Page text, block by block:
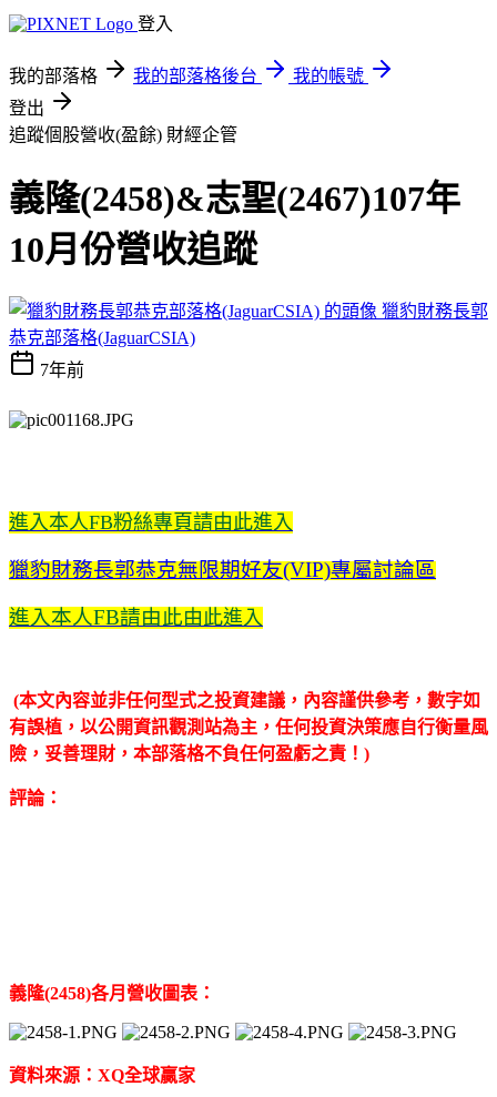
登入
我的部落格 我的部落格後台
我的帳號
登出
追蹤個股營收(盈餘) 財經企管
義隆(2458)&志聖(2467)107年
10月份營收追蹤
獵豹財務長郭
恭克部落格(JaguarCSIA)
7年前
進入本人FB粉絲專頁請由此進入
獵豹財務長郭恭克無限期好友(VIP)專屬討論區
進入本人FB請由此由此進入
(本文內容並非任何型式之投資建議，內容謹供參考，數字如
有誤植，以公開資訊觀測站為主，任何投資決策應自行衡量風
險，妥善理財，本部落格不負任何盈虧之責！)
評論：
義隆(2458)各月營收圖表：
資料來源：XQ全球贏家